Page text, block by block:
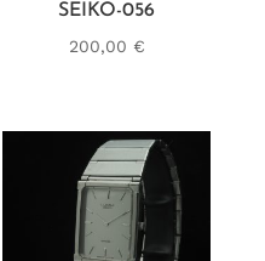
SEIKO-056
200,00 €